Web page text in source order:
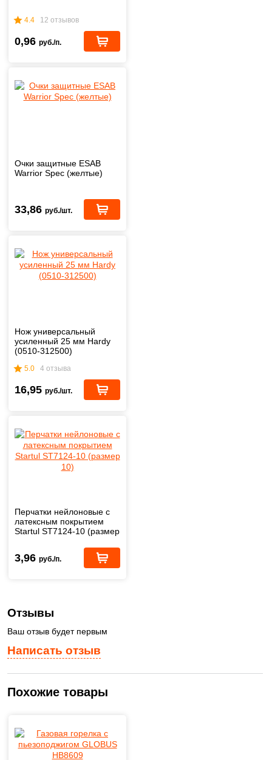
4.4 12 отзывов
0,96 руб./п.
Очки защитные ESAB
Warrior Spec (желтые)
33,86 руб./шт.
Нож универсальный
усиленный 25 мм Hardy
(0510-312500)
5.0 4 отзыва
16,95 руб./шт.
Перчатки нейлоновые с
латексным покрытием
Startul ST7124-10 (размер
3,96 руб./п.
Написать отзыв
Отзывы
Ваш отзыв будет первым
Похожие товары